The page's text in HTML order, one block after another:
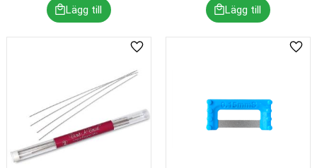
Lägg till i favoriter